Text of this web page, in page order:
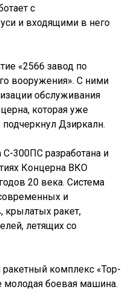
с
и входящими в него
«2566 завод по
вооружения». С ними
обслуживания
которая уже
Дзиркалн.
С-300ПС разработана и
Концерна ВКО
20 века. Система
и
крылатых ракет,
летящих со
комплекс «Тор-
молодая боевая машина.